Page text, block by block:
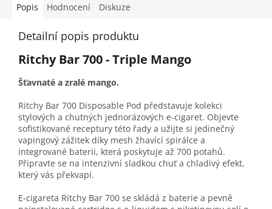
Popis Hodnocení Diskuze
Detailní popis produktu
Ritchy Bar 700 - Triple Mango
Šťavnaté a zralé mango.
Ritchy Bar 700 Disposable Pod představuje kolekci
stylových a chutných jednorázových e-cigaret. Objevte
sofistikované receptury této řady a užijte si jedinečný
vapingový zážitek díky mesh žhavící spirálce a
integrované baterii, která poskytuje až 700 potahů.
Připravte se na intenzivní sladkou chuť a chladivý efekt,
který vás překvapí.
E-cigareta Ritchy Bar 700 se skládá z baterie a pevně